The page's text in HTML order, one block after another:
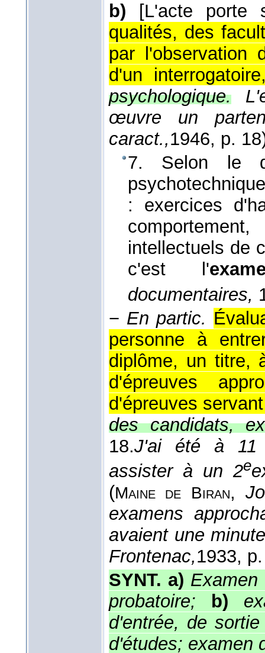
b)
[L'acte porte
qualités, des
par l'observation
d'un
psychologique.
œuvre un
caract.,1946, p.
7. Selon le
: exercices
intellectuels de
c'est l'
documentaires,
− En partic.
personne à
diplôme, un titre,
d'épreuves
d'épreuves
des candidats,
18.J'ai été à 11
assister à un 2e
(Maine de Biran,
examens
avaient une
Frontenac,1933,
SYNT. a) Examen
probatoire; b)
d'entrée, de
d'études; examen